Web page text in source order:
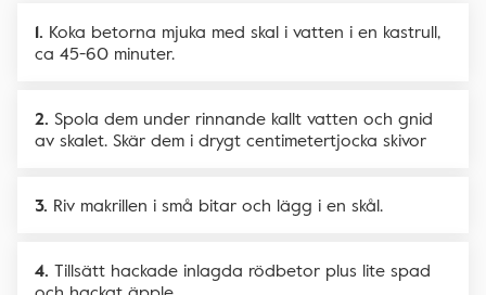
Koka betorna mjuka med skal i vatten i en kastrull,
ca 45-60 minuter.
Spola dem under rinnande kallt vatten och gnid
av skalet. Skär dem i drygt centimetertjocka skivor
Riv makrillen i små bitar och lägg i en skål.
Tillsätt hackade inlagda rödbetor plus lite spad